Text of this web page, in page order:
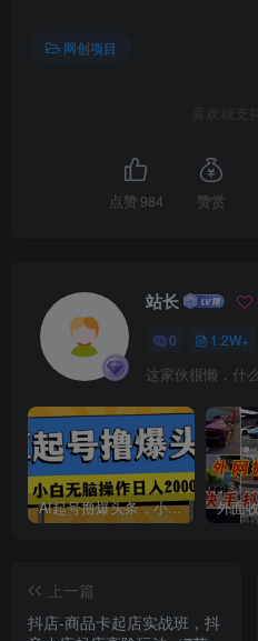
网创项目
喜欢就支
点赞 984 赞赏
站长
0 1.2W+
这家伙很懒，什
AI起号撸爆头条，小白也能操作，日入2000+
上一篇
抖店-商品卡起店实战班，抖